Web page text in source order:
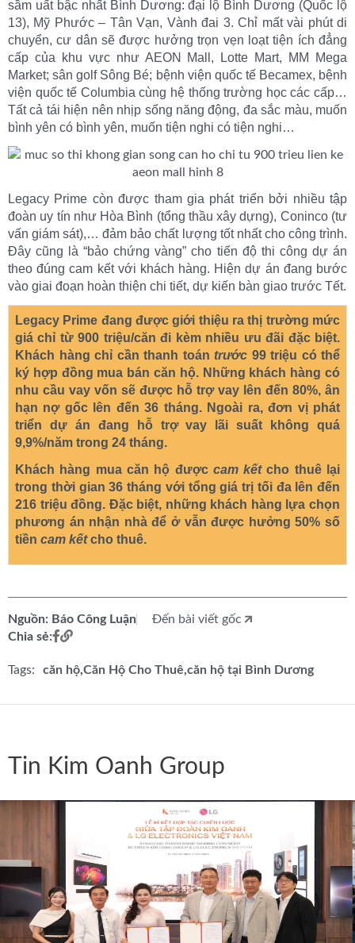
sầm uất bậc nhất Bình Dương: đại lộ Bình Dương (Quốc lộ
13), Mỹ Phước – Tân Vạn, Vành đai 3. Chỉ mất vài phút di
chuyển, cư dân sẽ được hưởng trọn vẹn loạt tiện ích đẳng
cấp của khu vực như AEON Mall, Lotte Mart, MM Mega
Market; sân golf Sông Bé; bệnh viện quốc tế Becamex, bệnh
viện quốc tế Columbia cùng hệ thống trường học các cấp…
Tất cả tái hiện nên nhịp sống năng động, đa sắc màu, muốn
bình yên có bình yên, muốn tiện nghi có tiện nghi…
Legacy Prime còn được tham gia phát triển bởi nhiều tập
đoàn uy tín như Hòa Bình (tổng thầu xây dựng), Coninco (tư
vấn giám sát),… đảm bảo chất lượng tốt nhất cho công trình.
Đây cũng là “bảo chứng vàng” cho tiến độ thi công dự án
theo đúng cam kết với khách hàng. Hiện dự án đang bước
vào giai đoạn hoàn thiện chi tiết, dự kiến bàn giao trước Tết.
Legacy Prime đang được giới thiệu ra thị trường mức
giá chỉ từ 900 triệu/căn đi kèm nhiều ưu đãi đặc biệt.
Khách hàng chỉ cần thanh toán trước 99 triệu có thể
ký hợp đồng mua bán căn hộ. Những khách hàng có
nhu cầu vay vốn sẽ được hỗ trợ vay lên đến 80%, ân
hạn nợ gốc lên đến 36 tháng. Ngoài ra, đơn vị phát
triển dự án đang hỗ trợ vay lãi suất không quá
9,9%/năm trong 24 tháng.
Khách hàng mua căn hộ đượccam kếtcho thuê lại
trong thời gian 36 tháng với tổng giá trị tối đa lên đến
216 triệu đồng. Đặc biệt, những khách hàng lựa chọn
phương án nhận nhà để ở vẫn được hưởng 50% số
tiền cam kếtcho thuê.
Nguồn: Báo Công Luận
Đến bài viết gốc
Chia sẻ:
Tags: căn hộ Căn Hộ Cho Thuê căn hộ tại Bình Dương
Tin Kim Oanh Group